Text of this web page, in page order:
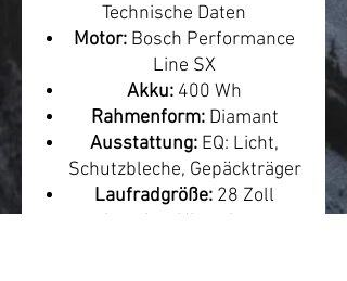
Technische Daten
Motor: Bosch Performance
Line SX
Akku: 400 Wh
Rahmenform:Diamant
Ausstattung: EQ: Licht,
Schutzbleche, Gepäckträger
Laufradgröße: 28 Zoll
Leasing-Hinweis